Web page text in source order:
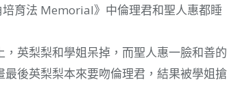
育法 Memorial》中倫理君和聖人惠都睡
英梨梨和學姐呆掉，而聖人惠一臉和善的
後英梨梨本來要吻倫理君，結果被學姐搶